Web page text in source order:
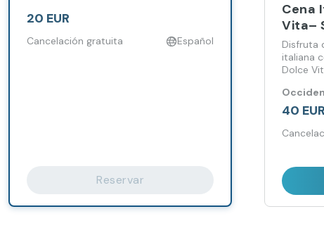
20 EUR
Cancelación gratuita Español
Reservar
Cena
Vita–
Disfruta
italiana
Dolce
40 EUR